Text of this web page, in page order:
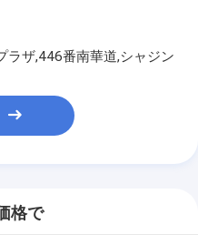
ラザ,446番南華道,シャジン
格で